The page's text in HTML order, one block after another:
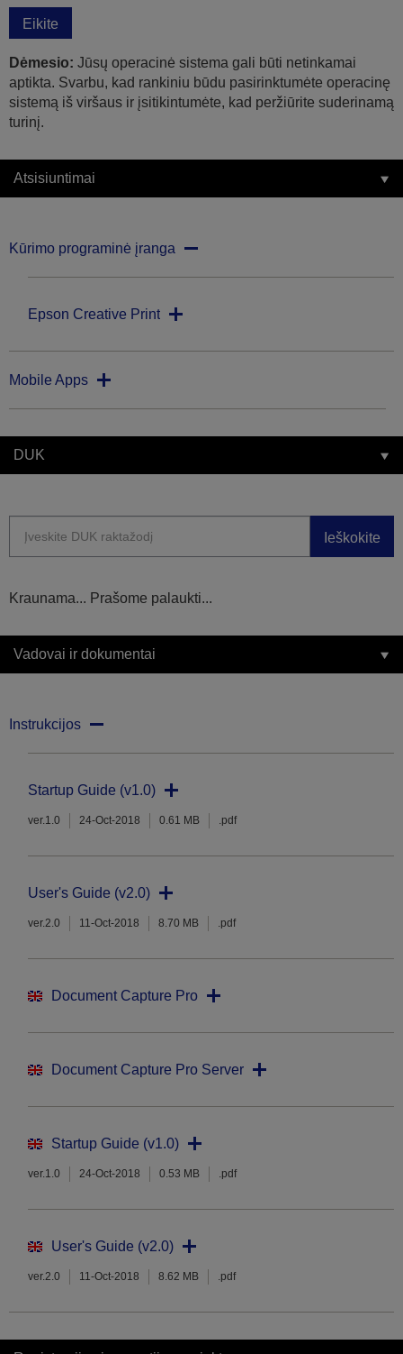
Eikite
Dėmesio: Jūsų operacinė sistema gali būti netinkamai
aptikta. Svarbu, kad rankiniu būdu pasirinktumėte operacinę
sistemą iš viršaus ir įsitikintumėte, kad peržiūrite suderinamą
turinį.
Atsisiuntimai
Kūrimo programinė įranga
Epson Creative Print
Mobile Apps
DUK
Ieškokite
Kraunama... Prašome palaukti...
Vadovai ir dokumentai
Instrukcijos
Startup Guide (v1.0)
ver.1.0 24-Oct-2018 0.61 MB .pdf
User's Guide (v2.0)
ver.2.0 11-Oct-2018 8.70 MB .pdf
Document Capture Pro
Document Capture Pro Server
Startup Guide (v1.0)
ver.1.0 24-Oct-2018 0.53 MB .pdf
User's Guide (v2.0)
ver.2.0 11-Oct-2018 8.62 MB .pdf